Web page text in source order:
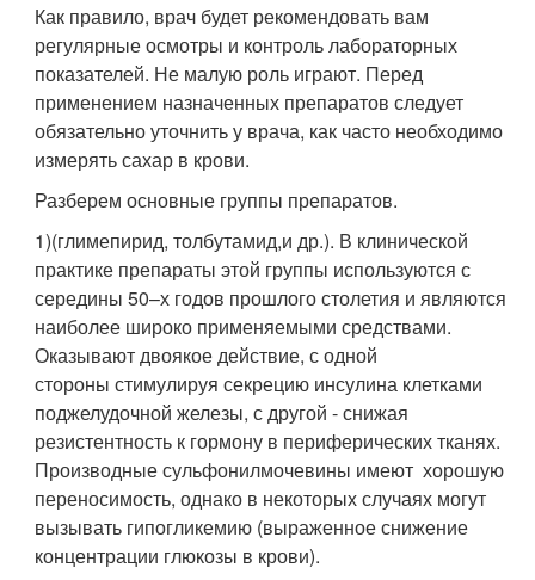
Как правило, врач будет рекомендовать вам
регулярные осмотры и контроль лабораторных
показателей. Не малую роль играют. Перед
применением назначенных препаратов следует
обязательно уточнить у врача, как часто необходимо
измерять сахар в крови.
Разберем основные группы препаратов.
1)(глимепирид, толбутамид,и др.). В клинической
практике препараты этой группы используются с
середины 50–х годов прошлого столетия и являются
наиболее широко применяемыми средствами.
Оказывают двоякое действие, с одной
стороны стимулируя секрецию инсулина клетками
поджелудочной железы, с другой - снижая
резистентность к гормону в периферических тканях.
Производные сульфонилмочевины имеют хорошую
переносимость, однако в некоторых случаях могут
вызывать гипогликемию (выраженное снижение
концентрации глюкозы в крови).